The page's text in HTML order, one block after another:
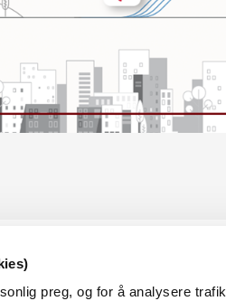
preg, og for å analysere